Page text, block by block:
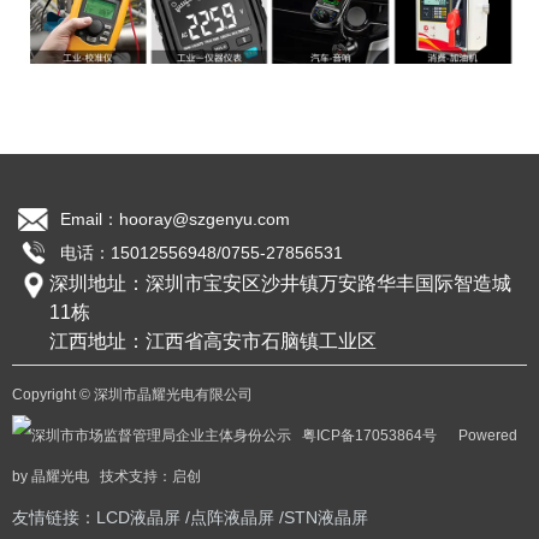
苏州某某 — 智能光伏全国优质经销商
COG段码LCD液晶屏 COG点阵LCD液晶屏
公司概况
公司简介
公司展示
产品中心
COG段码LCD液晶屏
COG点阵LCD液晶屏
Email：hooray@szgenyu.com
电话：15012556948/0755-27856531
深圳地址：深圳市宝安区沙井镇万安路华丰国际智造城
11栋
江西地址：江西省高安市石脑镇工业区
Copyright © 深圳市晶耀光电有限公司
粤ICP备17053864号 Powered
by 晶耀光电 技术支持： 启创
友情链接： LCD液晶屏 /点阵液晶屏 /STN液晶屏